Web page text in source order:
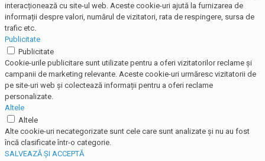
interacționează cu site-ul web. Aceste cookie-uri ajută la furnizarea de
informații despre valori, numărul de vizitatori, rata de respingere, sursa de
trafic etc.
Publicitate
Publicitate
Cookie-urile publicitare sunt utilizate pentru a oferi vizitatorilor reclame și
campanii de marketing relevante. Aceste cookie-uri urmăresc vizitatorii de
pe site-uri web și colectează informații pentru a oferi reclame
personalizate.
Altele
Altele
Alte cookie-uri necategorizate sunt cele care sunt analizate și nu au fost
încă clasificate într-o categorie.
SALVEAZĂ ȘI ACCEPTĂ